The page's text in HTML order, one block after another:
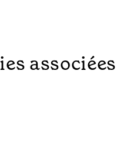
associées